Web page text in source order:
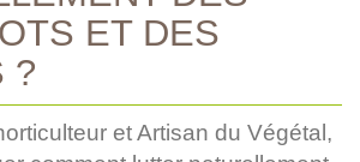
ET DES
?
et Artisan du Végétal,